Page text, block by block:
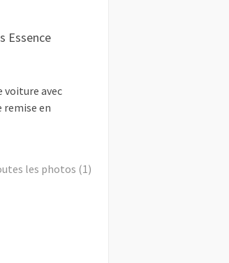
Essence
voiture avec
remise en
les photos (1)